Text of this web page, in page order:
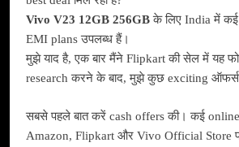
Vivo V23 12GB 256GBके लिए India में
EMI plans उपलब्ध हैं।
मुझे याद है, एक बार मैंने Flipkart की सेल में यह
research करने के बाद, मुझे कुछ exciting ऑफर्स
सबसे पहले बात करें cash offers की। कई
Amazon, Flipkart और Vivo Official Store